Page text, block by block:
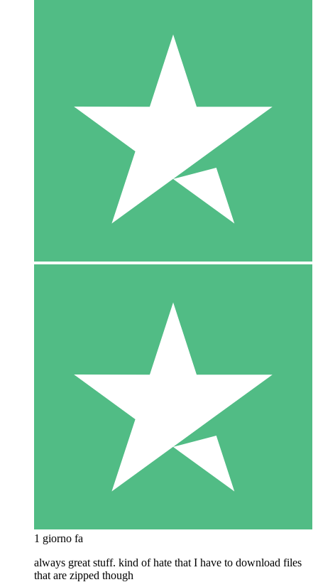
1 giorno fa
always great stuff. kind of hate that I have to download files
that are zipped though